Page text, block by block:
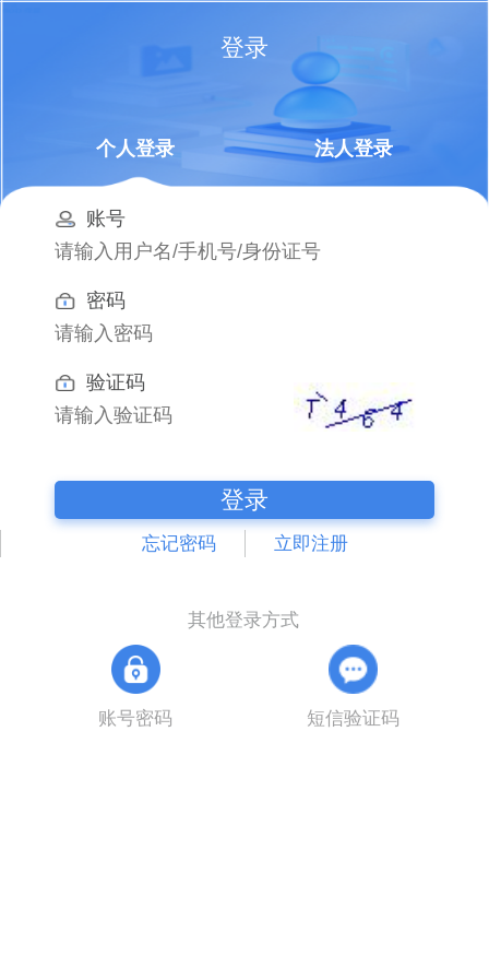
登录
个人登录 法人登录
账号
密码
验证码
登录
忘记密码 立即注册
其他登录方式
账号密码 短信验证码